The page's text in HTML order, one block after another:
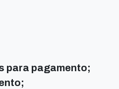
para pagamento;